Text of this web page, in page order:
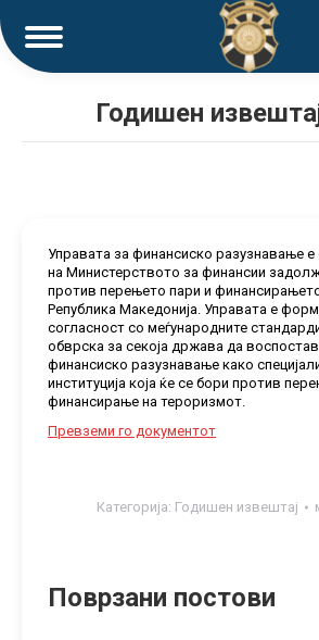
Годишен
Управата за финансиско разузнавање е
на Министерството за финансии
против перењето пари и
Република Македонија. Управата е
согласност со меѓународните
обврска за секоја држава да
финансиско разузнавање како
институција која ќе се бори против
финансирање на тероризмот.
Превземи го документот
Категорија: Годишен извештај
Поврзани постови